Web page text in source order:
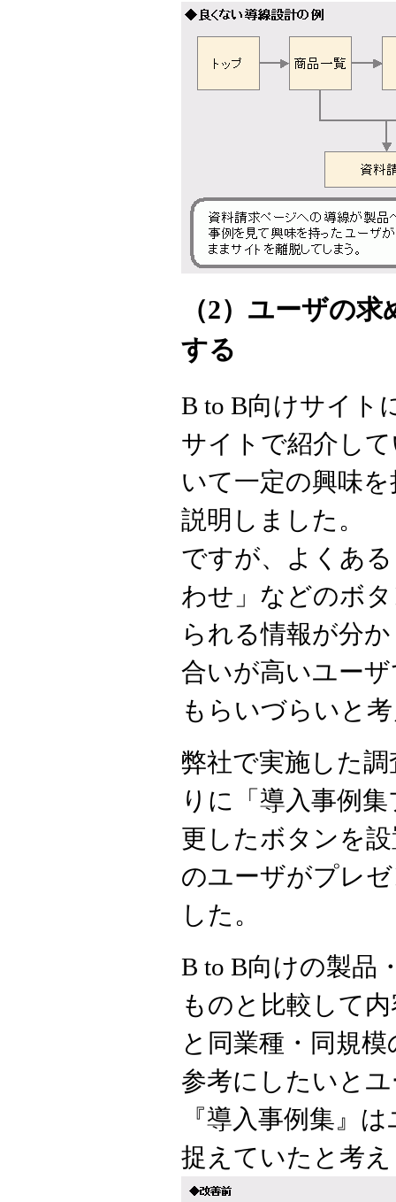
（2）ユーザの
する
B to B向けサイト
サイトで紹介し
いて一定の興味
説明しました。
ですが、よくあ
わせ」などのボ
られる情報が分
合いが高いユー
もらいづらいと
弊社で実施した
りに「導入事例
更したボタンを
のユーザがプレ
した。
B to B向けの製品
ものと比較して
と同業種・同規
参考にしたいと
『導入事例集』
捉えていたと考